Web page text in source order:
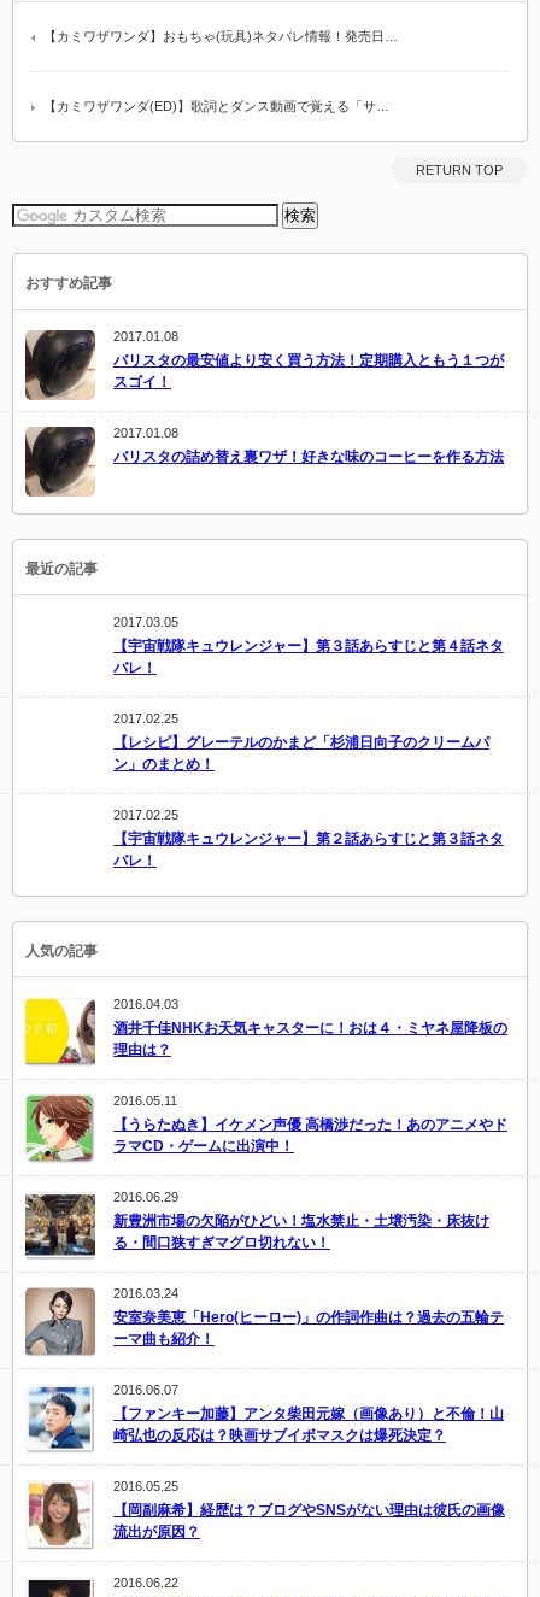
【カミワザワンダ】おもちゃ(玩具)ネタバレ情報！発売日…
【カミワザワンダ(ED)】歌詞とダンス動画で覚える「サ…
RETURN TOP
おすすめ記事
2017.01.08
バリスタの最安値より安く買う方法！定期購入ともう１つが
スゴイ！
2017.01.08
バリスタの詰め替え裏ワザ！好きな味のコーヒーを作る方法
最近の記事
2017.03.05
【宇宙戦隊キュウレンジャー】第３話あらすじと第４話ネタ
バレ！
2017.02.25
【レシピ】グレーテルのかまど「杉浦日向子のクリームパ
ン」のまとめ！
2017.02.25
【宇宙戦隊キュウレンジャー】第２話あらすじと第３話ネタ
バレ！
人気の記事
2016.04.03
酒井千佳NHKお天気キャスターに！おは４・ミヤネ屋降板の
理由は？
2016.05.11
【うらたぬき】イケメン声優 高橋渉だった！あのアニメやド
ラマCD・ゲームに出演中！
2016.06.29
新豊洲市場の欠陥がひどい！塩水禁止・土壌汚染・床抜け
る・間口狭すぎマグロ切れない！
2016.03.24
安室奈美恵「Hero(ヒーロー)」の作詞作曲は？過去の五輪テ
ーマ曲も紹介！
2016.06.07
【ファンキー加藤】アンタ柴田元嫁（画像あり）と不倫！山
崎弘也の反応は？映画サブイボマスクは爆死決定？
2016.05.25
【岡副麻希】経歴は？ブログやSNSがない理由は彼氏の画像
流出が原因？
2016.06.22